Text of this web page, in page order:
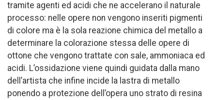
tramite agenti ed acidi che ne accelerano il naturale
processo: nelle opere non vengono inseriti pigmenti
di colore ma è la sola reazione chimica del metallo a
determinare la colorazione stessa delle opere di
ottone che vengono trattate con sale, ammoniaca ed
acidi. L’ossidazione viene quindi guidata dalla mano
dell’artista che infine incide la lastra di metallo
ponendo a protezione dell’opera uno strato di resina